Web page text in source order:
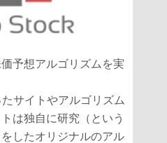
予想アルゴリズムを実
サイトやアルゴリズム
は独自に研究（という
したオリジナルのアル